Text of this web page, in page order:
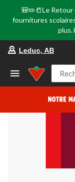
🎒✏️📒Le Retour
fournitures
Leduc, AB